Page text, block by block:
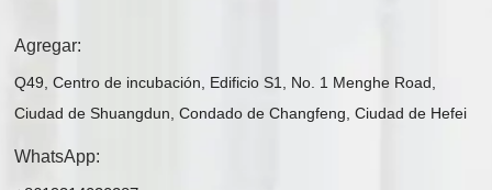
Agregar:
Q49, Centro de incubación, Edificio S1, No. 1 Menghe Road,
Ciudad de Shuangdun, Condado de Changfeng, Ciudad de Hefei
WhatsApp: